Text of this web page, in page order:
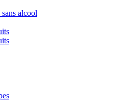
alcool